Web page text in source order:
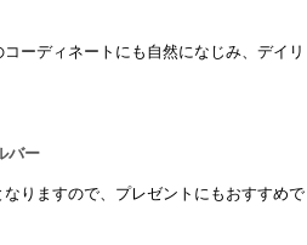
ーディネートにも自然になじみ、デイリ
バー
りますので、プレゼントにもおすすめで